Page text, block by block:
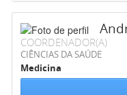
COORDENADOR(A)
CIÊNCIAS DA SAÚDE
Medicina